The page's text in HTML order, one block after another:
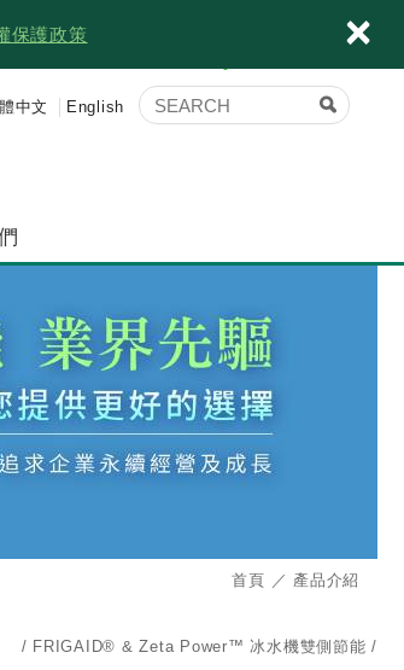
保護政策 ×
中文 English
首頁 產品介紹
FRIGAID® & Zeta Power™ 冰水機雙側節能